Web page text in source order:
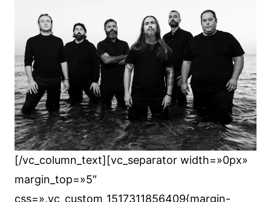
[/vc_column_text][vc_separator width=»0px»
margin_top=»5″
css=».vc_custom_1517311856409{margin-